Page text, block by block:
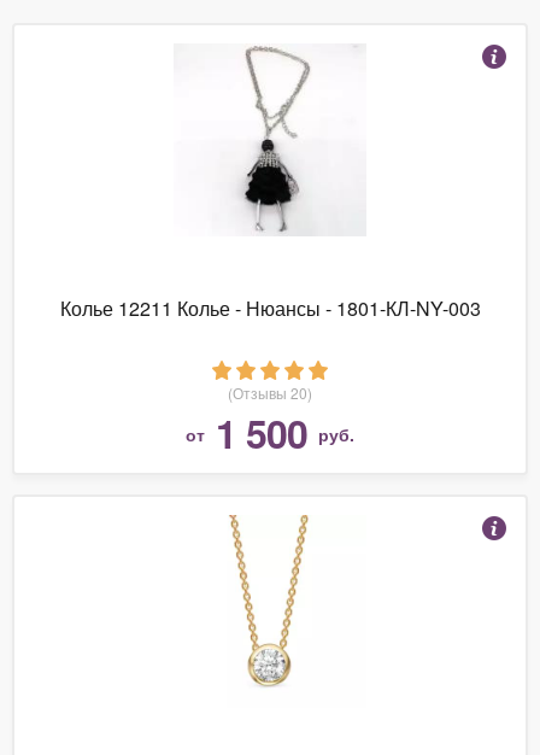
Колье 12211 Колье - Нюансы - 1801-КЛ-NY-003
(Отзывы 20)
от 1 500 руб.